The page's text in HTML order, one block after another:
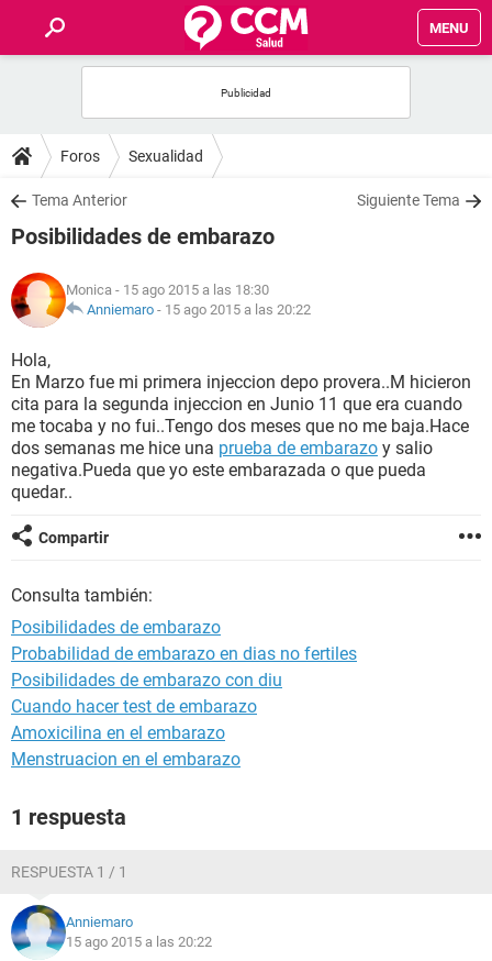
MENU
FOROS
SALUD
NUTRICIÓN
BIENESTAR
SEXUALIDAD
GLOSARIO
Foros Sexualidad
Tema Anterior Siguiente Tema
Posibilidades de embarazo
Monica - 15 ago 2015 a las 18:30
Anniemaro - 15 ago 2015 a las 20:22
Hola,
En Marzo fue mi primera injeccion depo provera..M hicieron
cita para la segunda injeccion en Junio 11 que era cuando
me tocaba y no fui..Tengo dos meses que no me baja.Hace
dos semanas me hice una prueba de embarazo y salio
negativa.Pueda que yo este embarazada o que pueda
quedar..
Compartir
Consulta también:
Posibilidades de embarazo
Probabilidad de embarazo en dias no fertiles
Posibilidades de embarazo con diu
Cuando hacer test de embarazo
Amoxicilina en el embarazo
Menstruacion en el embarazo
1 respuesta
RESPUESTA 1 / 1
Anniemaro
15 ago 2015 a las 20:22